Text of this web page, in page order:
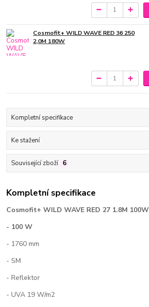
Cosmofit+ WILD WAVE RED 36 250
2,0M 180W
Kompletní specifikace
Ke stažení
Související zboží 6
Kompletní specifikace
Cosmofit+ WILD WAVE RED 27 1.8M 100W
- 100 W
- 1760 mm
- SM
- Reflektor
- UVA 19 W/m2